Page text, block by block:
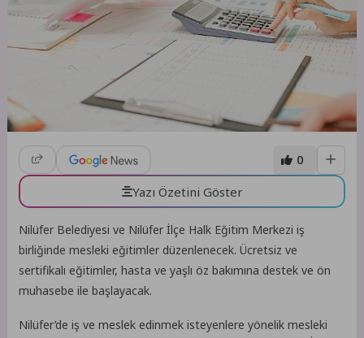
0
Yazı Özetini Göster
Nilüfer Belediyesi ve Nilüfer İlçe Halk Eğitim Merkezi iş
birliğinde mesleki eğitimler düzenlenecek. Ücretsiz ve
sertifikalı eğitimler, hasta ve yaşlı öz bakımına destek ve ön
muhasebe ile başlayacak.
Nilüfer’de iş ve meslek edinmek isteyenlere yönelik mesleki